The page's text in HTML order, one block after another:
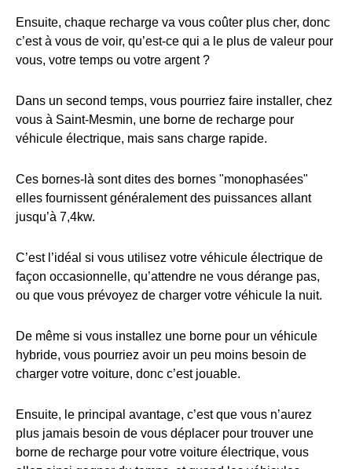
Ensuite, chaque recharge va vous coûter plus cher, donc
c’est à vous de voir, qu’est-ce qui a le plus de valeur pour
vous, votre temps ou votre argent ?
Dans un second temps, vous pourriez faire installer, chez
vous à Saint-Mesmin, une borne de recharge pour
véhicule électrique, mais sans charge rapide.
Ces bornes-là sont dites des bornes "monophasées"
elles fournissent généralement des puissances allant
jusqu’à 7,4kw.
C’est l’idéal si vous utilisez votre véhicule électrique de
façon occasionnelle, qu’attendre ne vous dérange pas,
ou que vous prévoyez de charger votre véhicule la nuit.
De même si vous installez une borne pour un véhicule
hybride, vous pourriez avoir un peu moins besoin de
charger votre voiture, donc c’est jouable.
Ensuite, le principal avantage, c’est que vous n’aurez
plus jamais besoin de vous déplacer pour trouver une
borne de recharge pour votre voiture électrique, vous